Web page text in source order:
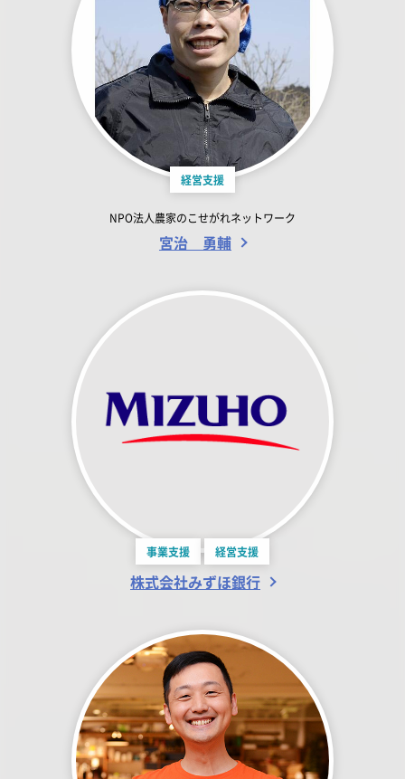
経営支援
NPO法人農家のこせがれネットワーク
宮治 勇輔
事業支援 経営支援
株式会社みずほ銀行